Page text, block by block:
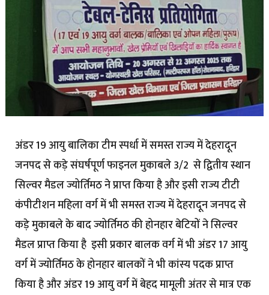
अंडर 19 आयु बालिका टीम स्पर्धा में समस्त राज्य में देहरादून
जनपद से कड़े संघर्षपूर्ण फाइनल मुकाबले 3/2 से द्वितीय स्थान
सिल्वर मैडल ज्योर्तिमठ ने प्राप्त किया है और इसी राज्य टीटी
कंपीटीशन महिला वर्ग में भी समस्त राज्य में देहरादून जनपद से
कड़े मुकाबले के बाद ज्योर्तिमठ की होनहार बेटियों ने सिल्वर
मैडल प्राप्त किया है इसी प्रकार बालक वर्ग में भी अंडर 17 आयु
वर्ग में ज्योर्तिमठ के होनहार बालकों ने भी कांस्य पदक प्राप्त
किया है और अंडर 19 आयु वर्ग में बेहद मामूली अंतर से मात्र एक